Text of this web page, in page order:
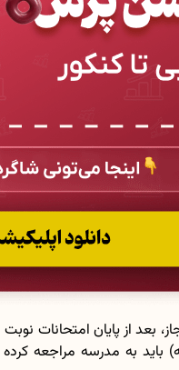
بعد از پایان امتحانات
باید به مدرسه مراجعه